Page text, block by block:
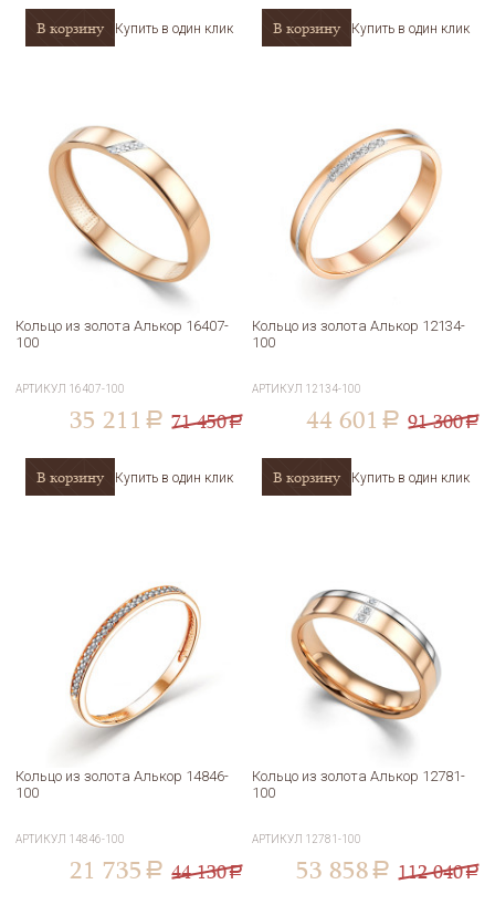
В корзину Купить в один клик В корзину Купить в один клик
Кольцо из золота Алькор 16407-
100
АРТИКУЛ 16407-100
35 211 a 71 450a
В корзину Купить в один клик
Кольцо из золота Алькор 12134-
100
АРТИКУЛ 12134-100
44 601 a 91 300a
В корзину Купить в один клик
Кольцо из золота Алькор 14846-
100
АРТИКУЛ 14846-100
21 735 a 44 130a
Кольцо из золота Алькор 12781-
100
АРТИКУЛ 12781-100
53 858 a 112 040a